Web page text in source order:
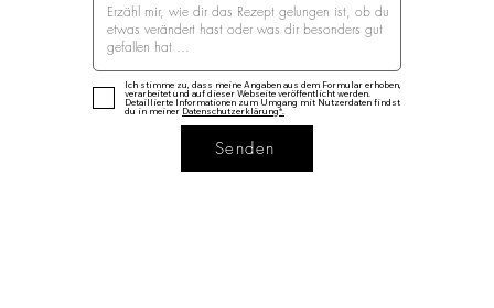
Ich stimme zu, dass meine Angaben aus dem Formular erhoben,
verarbeitet und auf dieser Webseite veröffentlicht werden.
Detaillierte Informationen zum Umgang mit Nutzerdaten findst
du in meiner Datenschutzerklärung*.
Senden